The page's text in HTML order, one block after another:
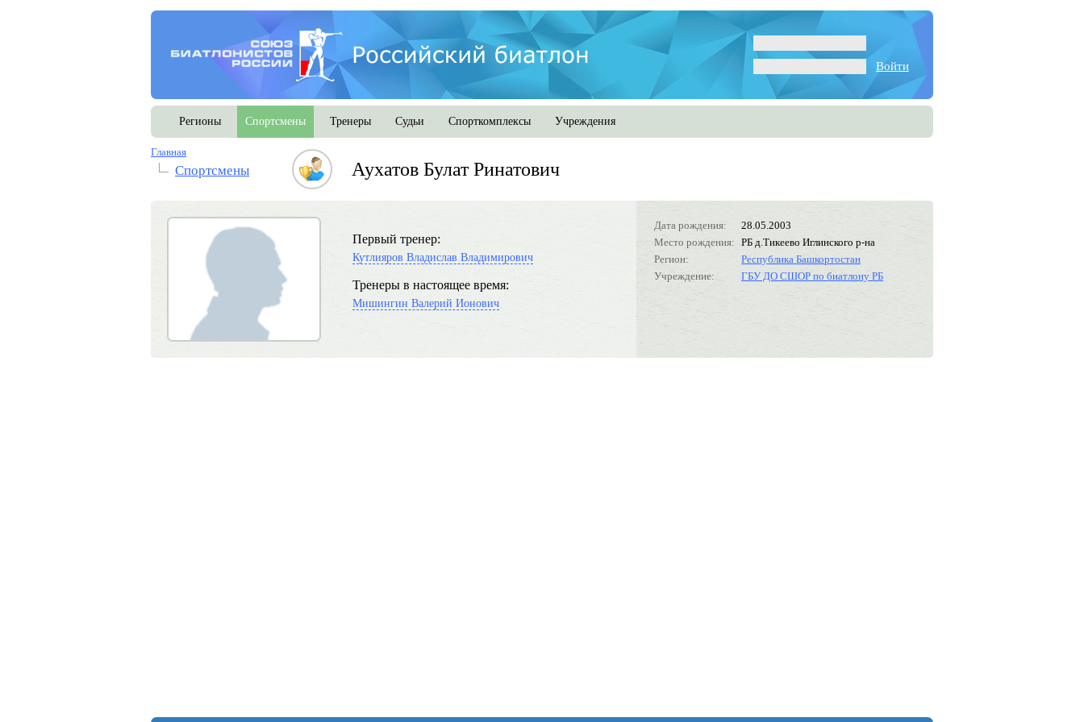
Войти
Регионы Спортсмены Тренеры Судьи Спорткомплексы Учреждения
Главная
Спортсмены Аухатов Булат Ринатович
Дата рождения:
28.05.2003
Место рождения: РБ д.Тикеево Иглинского р-на
Регион:
Республика Башкортостан
Учреждение:
ГБУ ДО СШОР по биатлону РБ
Первый тренер:
Кутлияров Владислав Владимирович
Тренеры в настоящее время:
Мишингин Валерий Ионович